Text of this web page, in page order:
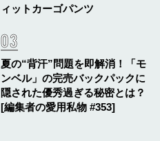
ィットカーゴパンツ
夏の“背汗”問題を即解消！「モ
ンベル」の完売バックパックに
隠された優秀過ぎる秘密とは？
[編集者の愛用私物 #353]